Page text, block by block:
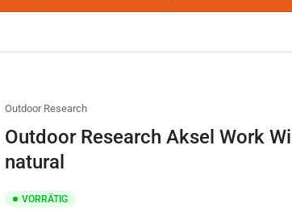
Outdoor Research
Outdoor Research Aksel Work
natural
VORRÄTIG